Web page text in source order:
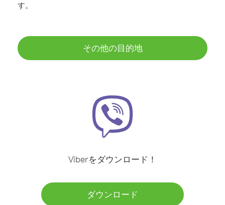
す。
その他の目的地
Viberをダウンロード！
ダウンロード